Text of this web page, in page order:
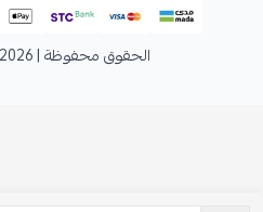
الحقوق محفوظة | 2026